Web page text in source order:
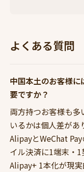
よくある質問
中国本土のお客様
要ですか？
両方持つお客様も
いるかは個人差が
AlipayとWeChat
イル決済に1端末・
Alipay+ 1本化が現